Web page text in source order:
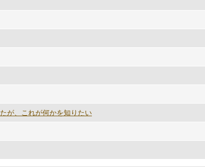
が、これが何かを知りたい